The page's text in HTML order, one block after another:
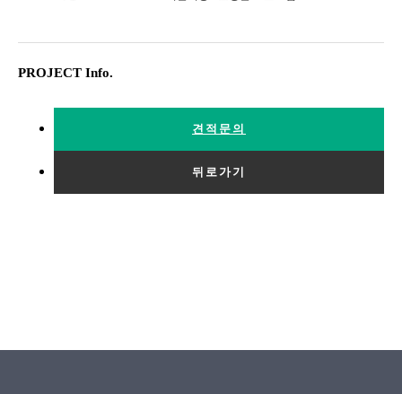
PROJECT Info.
견적문의
뒤로가기